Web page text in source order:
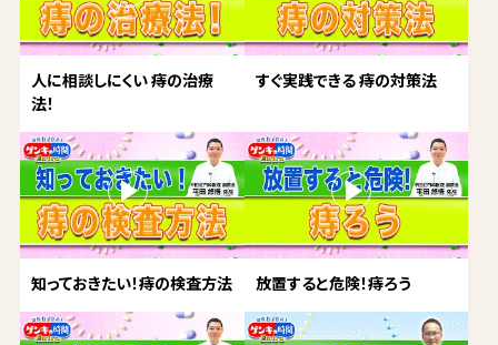
人に相談しにくい 痔の治療
法！
すぐ実践できる 痔の対策法
知っておきたい！痔の検査方法 放置すると危険！痔ろう